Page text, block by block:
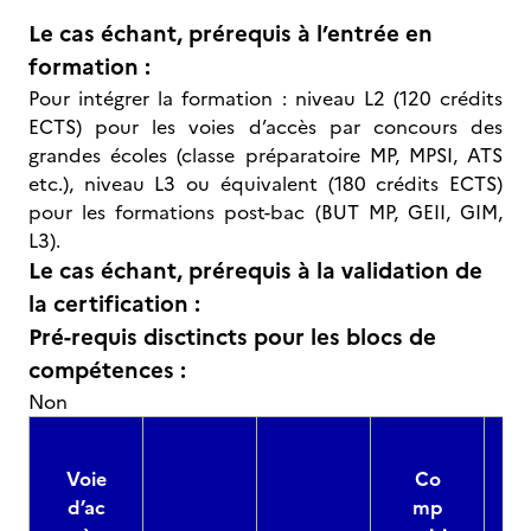
Le cas échant, prérequis à l’entrée en
formation :
Pour intégrer la formation : niveau L2 (120 crédits
ECTS) pour les voies d’accès par concours des
grandes écoles (classe préparatoire MP, MPSI, ATS
etc.), niveau L3 ou équivalent (180 crédits ECTS)
pour les formations post-bac (BUT MP, GEII, GIM,
L3).
Le cas échant, prérequis à la validation de
la certification :
Pré-requis disctincts pour les blocs de
compétences :
Non
Voie
d’ac
Co
mp